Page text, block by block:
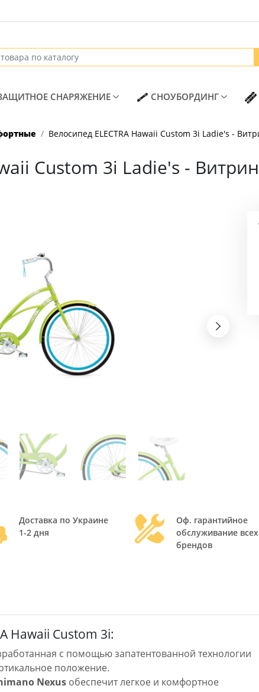
СНАРЯЖЕНИЕ(CURRENT)СНОУБОРДИНГ
Велосипед ELECTRA Hawaii Custom 3i Ladie's -
Custom 3i Ladie's -
Доставка по Украине
1-2 дня
Оф. гарантийное
обслуживание всех
брендов
Hawaii Custom 3i:
с помощью запатентованной технологии
положение.
Nexus обеспечит легкое и комфортное